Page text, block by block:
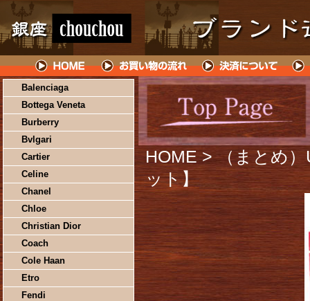
Balenciaga
Bottega Veneta
Burberry
Bvlgari
Cartier
Celine
Chanel
Chloe
Christian Dior
Coach
Cole Haan
Etro
Fendi
HOME > （まとめ
ット】